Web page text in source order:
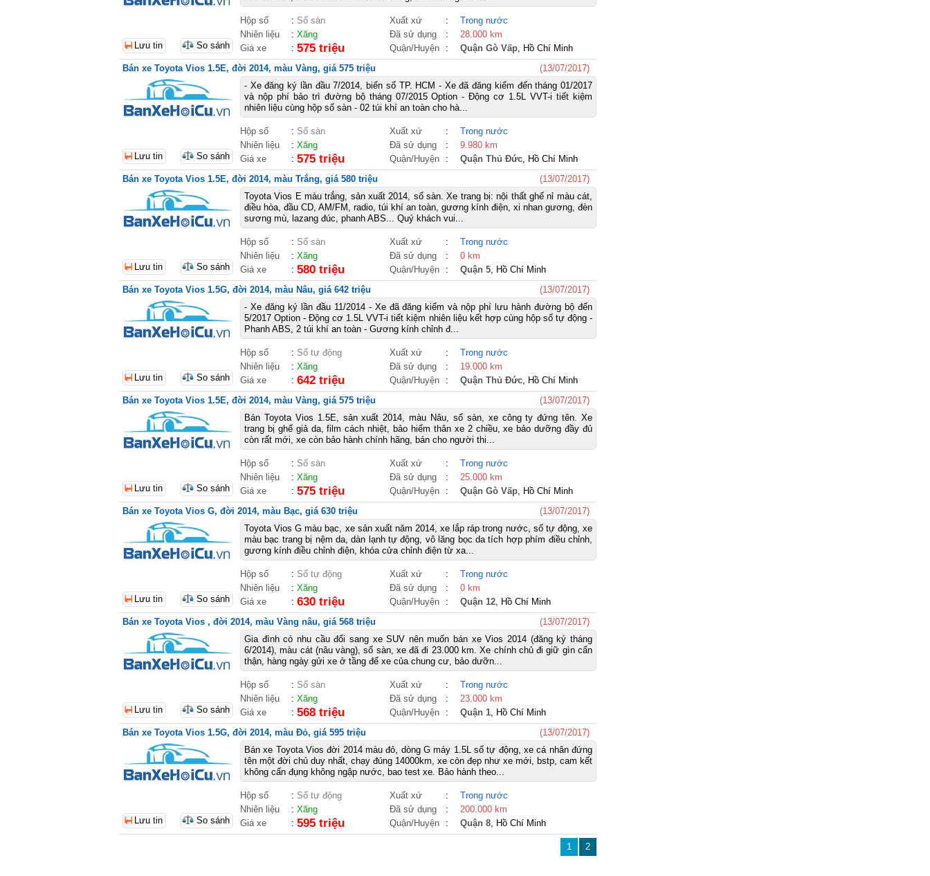
Hộp số : Số sàn Xuất xứ :
Trong nước
Nhiên liệu
: Xăng Đã sử dụng :
28.000 km
Giá xe
: 575 triệu Quận/Huyện : Quận Gò Vấp, Hồ Chí Minh
Lưu tin So sánh
Bán xe Toyota Vios 1.5E, đời 2014, màu Vàng, giá 575 triệu
(13/07/2017)
- Xe đăng ký lần đầu 7/2014, biển số TP. HCM - Xe đã đăng kiểm đến tháng 01/2017
và nộp phí bảo trì đường bộ tháng 07/2015 Option - Động cơ 1.5L VVT-i tiết kiệm
nhiên liệu cùng hộp số sàn - 02 túi khí an toàn cho hà...
Hộp số : Số sàn Xuất xứ :
Trong nước
Nhiên liệu
: Xăng Đã sử dụng :
9.980 km
Giá xe
: 575 triệu Quận/Huyện : Quận Thủ Đức, Hồ Chí Minh
Lưu tin So sánh
Bán xe Toyota Vios 1.5E, đời 2014, màu Trắng, giá 580 triệu
(13/07/2017)
Toyota Vios E màu trắng, sản xuất 2014, số sàn. Xe trang bị: nội thất ghế nỉ màu cát,
điều hòa, đầu CD, AM/FM, radio, túi khí an toàn, gương kính điện, xi nhan gương, đèn
sương mù, lazang đúc, phanh ABS... Quý khách vui...
Hộp số : Số sàn Xuất xứ :
Trong nước
Nhiên liệu
: Xăng Đã sử dụng :
0 km
Giá xe
: 580 triệu Quận/Huyện : Quận 5, Hồ Chí Minh
Lưu tin So sánh
Bán xe Toyota Vios 1.5G, đời 2014, màu Nâu, giá 642 triệu
(13/07/2017)
- Xe đăng ký lần đầu 11/2014 - Xe đã đăng kiểm và nộp phí lưu hành đường bộ đến
5/2017 Option - Động cơ 1.5L VVT-i tiết kiệm nhiên liệu kết hợp cùng hộp số tự động -
Phanh ABS, 2 túi khí an toàn - Gương kính chỉnh đ...
Hộp số : Số tự động Xuất xứ :
Trong nước
Nhiên liệu
: Xăng Đã sử dụng :
19.000 km
Giá xe
: 642 triệu Quận/Huyện : Quận Thủ Đức, Hồ Chí Minh
Lưu tin So sánh
Bán xe Toyota Vios 1.5E, đời 2014, màu Vàng, giá 575 triệu
(13/07/2017)
Bán Toyota Vios 1.5E, sản xuất 2014, màu Nâu, số sàn, xe công ty đứng tên. Xe
trang bị ghế giả da, film cách nhiệt, bảo hiểm thân xe 2 chiều, xe bảo dưỡng đầy đủ
còn rất mới, xe còn bảo hành chính hãng, bán cho người thi...
Hộp số : Số sàn Xuất xứ :
Trong nước
Nhiên liệu
: Xăng Đã sử dụng :
25.000 km
Giá xe
: 575 triệu Quận/Huyện : Quận Gò Vấp, Hồ Chí Minh
Lưu tin So sánh
Bán xe Toyota Vios G, đời 2014, màu Bạc, giá 630 triệu
(13/07/2017)
Toyota Vios G màu bạc, xe sản xuất năm 2014, xe lắp ráp trong nước, số tự động, xe
màu bạc trang bị nệm da, dàn lạnh tự động, vô lăng bọc da tích hợp phím điều chỉnh,
gương kính điều chỉnh điện, khóa cửa chỉnh điện từ xa...
Hộp số : Số tự động Xuất xứ :
Trong nước
Nhiên liệu
: Xăng Đã sử dụng :
0 km
Giá xe
: 630 triệu Quận/Huyện : Quận 12, Hồ Chí Minh
Lưu tin So sánh
Bán xe Toyota Vios , đời 2014, màu Vàng nâu, giá 568 triệu
(13/07/2017)
Gia đình có nhu cầu đổi sang xe SUV nên muốn bán xe Vios 2014 (đăng ký tháng
6/2014), màu cát (nâu vàng), số sàn, xe đã đi 23.000 km. Xe chính chủ đi giữ gìn cẩn
thận, hàng ngày gửi xe ở tầng để xe của chung cư, bảo dưỡn...
Hộp số : Số sàn Xuất xứ :
Trong nước
Nhiên liệu
: Xăng Đã sử dụng :
23.000 km
Giá xe
: 568 triệu Quận/Huyện : Quận 1, Hồ Chí Minh
Lưu tin So sánh
Bán xe Toyota Vios 1.5G, đời 2014, màu Đỏ, giá 595 triệu
(13/07/2017)
Bán xe Toyota Vios đời 2014 màu đỏ, dòng G máy 1.5L số tự động, xe cá nhân đứng
tên một đời chủ duy nhất, chạy đúng 14000km, xe còn đẹp như xe mới, bstp, cam kết
không cấn đụng không ngập nước, bao test xe. Bảo hành theo...
Hộp số : Số tự động Xuất xứ :
Trong nước
Nhiên liệu
: Xăng Đã sử dụng :
200.000 km
Giá xe
: 595 triệu Quận/Huyện : Quận 8, Hồ Chí Minh
Lưu tin So sánh
1 2